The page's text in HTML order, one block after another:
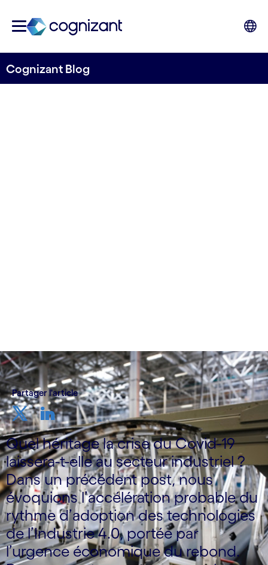
Cognizant Blog
Partager l'article
Quel héritage la crise du Covid-19
laissera-t-elle au secteur industriel ?
Dans un précédent post, nous
évoquions l’accélération probable du
rythme d’adoption des technologies
de l’Industrie 4.0, portée par
l’urgence économique du rebond.